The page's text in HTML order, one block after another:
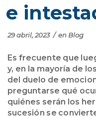
e
29 abril, 2023 /en Blog
Es frecuente que
y, en la mayoría de
del duelo de
preguntarse qué
quiénes serán los
sucesión se